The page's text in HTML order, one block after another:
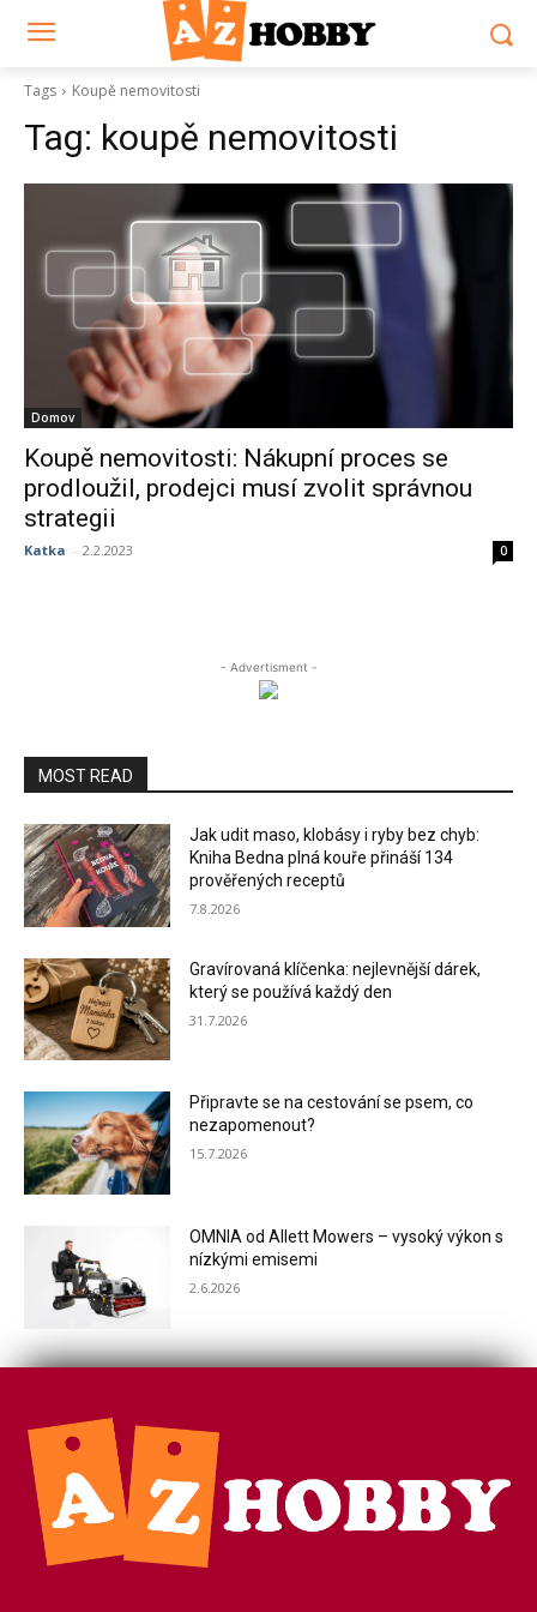
Tags Koupě nemovitosti
Tag: koupě nemovitosti
Domov
Koupě nemovitosti: Nákupní proces se
prodloužil, prodejci musí zvolit správnou
strategii
Katka - 2.2.2023 0
- Advertisment -
MOST READ
Jak udit maso, klobásy i ryby bez chyb:
Kniha Bedna plná kouře přináší 134
prověřených receptů
7.8.2026
Gravírovaná klíčenka: nejlevnější dárek,
který se používá každý den
31.7.2026
Připravte se na cestování se psem, co
nezapomenout?
15.7.2026
OMNIA od Allett Mowers – vysoký výkon s
nízkými emisemi
2.6.2026